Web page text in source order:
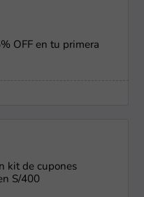
OFF en tu primera
kit de cupones
S/400